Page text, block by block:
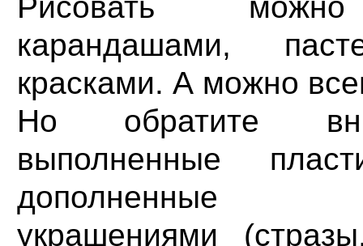
карандашами,
красками. А можно
Но обратите
выполненные
дополненные
украшениями